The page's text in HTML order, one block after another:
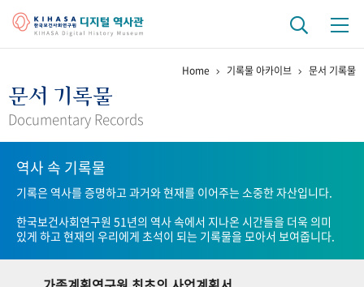
걸어온 길 기관 변천사
연구 역사
정책과 연구 키워드로 보는 연구 역사
연구자들
기록물 아카이브
Home 기록물 아카이브 문서 기록물
문서 기록물
Documentary Records
역사 속 기록물
기록은 역사를 증명하고 과거와 현재를 이어주는 소중한 자산입니다.
한국보건사회연구원 51년의 역사 속에서 지나온 시간들을 더욱 의미
있게 하고 현재의 우리에게 초석이 되는 기록물을 모아서 보여줍니다.